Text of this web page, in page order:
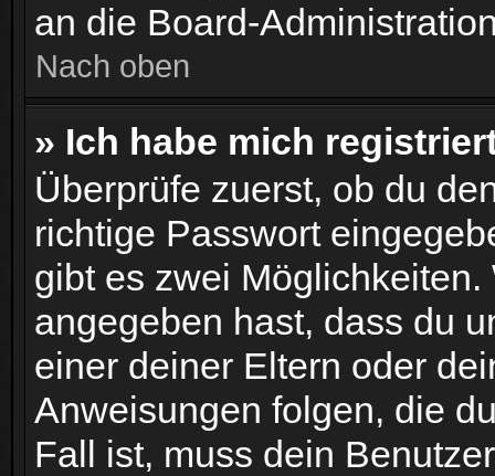
an die Board-
Nach oben
» Ich habe mich
Überprüfe zuerst, ob du
richtige Passwort
gibt es zwei
angegeben hast, dass du
einer deiner Eltern oder
Anweisungen folgen, die
Fall ist, muss dein